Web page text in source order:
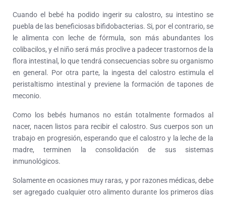
Cuando el bebé ha podido ingerir su calostro, su intestino se
puebla de las beneficiosas bifidobacterias. Si, por el contrario, se
le alimenta con leche de fórmula, son más abundantes los
colibacilos, y el niño será más proclive a padecer trastornos de la
flora intestinal, lo que tendrá consecuencias sobre su organismo
en general. Por otra parte, la ingesta del calostro estimula el
peristaltismo intestinal y previene la formación de tapones de
meconio.
Como los bebés humanos no están totalmente formados al
nacer, nacen listos para recibir el calostro. Sus cuerpos son un
trabajo en progresión, esperando que el calostro y la leche de la
madre, terminen la consolidación de sus sistemas
inmunológicos.
Solamente en ocasiones muy raras, y por razones médicas, debe
ser agregado cualquier otro alimento durante los primeros días